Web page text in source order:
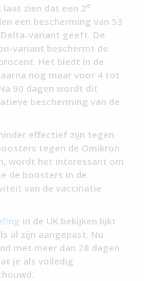
laat zien dat een 2e
een bescherming van 53
variant geeft. De
variant beschermt de
Het biedt in de
nog maar voor 4 tot
90 dagen wordt dit
bescherming van de
effectief zijn tegen
tegen de Omikron
wordt het interessant om
de boosters in de
van de vaccinatie
in de UK bekijken lijkt
al zijn aangepast. Nu
met meer dan 28 dagen
je als volledig